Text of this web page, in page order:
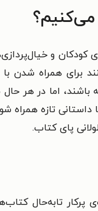
کودکان و
برای همراه شدن
باشند، اما در هر
تازه همراه
پای کتاب.
در میشیگان متولد شد. این